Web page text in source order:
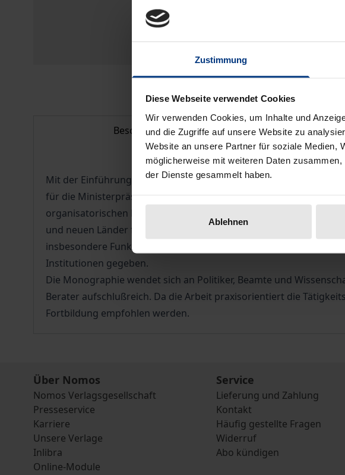
Zustimmung
Diese Webseite verwendet Cookies
Wir verwenden Cookies, um Inhalte und
und die Zugriffe auf unsere Website zu
Website an unsere Partner für soziale Medien,
möglicherweise mit weiteren Daten
der Dienste gesammelt haben.
Ablehnen
Beschreibung
Mit der Einführung von Ländern auf dem Gebiet der
für die Ministerpräsidenten Staatskanzleien als funktionsfähige
organisatorischen Leitbildern westdeutscher
und neuen Länder flächendeckend aus
insbesondere Funktionen, Organisation und Personal
Institutionen gegeben.
Die Monographie wendet sich an Politiker, Beamte und
Berater aufschlußreich. Da die Arbeit praxisorientiert die
Fortbildung empfohlen werden.
Über Nomos
Nomos Verlagsgesellschaft
Presseservice
Karriere
Unsere Verlage
Inlibra
Online-Module
Service
Lieferung und Zahlung
Kontakt
Häufig gestellte Fragen
Widerruf
Abo kündigen